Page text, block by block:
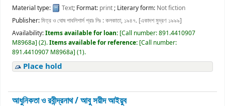
Material type: Text; Format: print; Literary form: Not fiction
Publisher:মিত্র ও ঘোষ পাবলিশার্স প্রাঃ লিঃ : কলকাতা, ১৯৪৭. [একাদশ মুদ্রণ ১৯৯৯]
Availability:Items available for loan: [Call number:891.4410907
M8968a] (2).Items available for reference: [Call number:
891.4410907 M8968a] (1).
Place hold
আধুনিকতা ও রবীন্দ্রনাথ /আবু সয়ীদ আইয়ুব